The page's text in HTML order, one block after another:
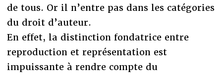
de tous. Or il n’entre pas dans les catégories
du droit d’auteur.
En effet, la distinction fondatrice entre
reproduction et représentation est
impuissante à rendre compte du